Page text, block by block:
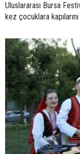
Uluslararası Bursa
kez çocuklara